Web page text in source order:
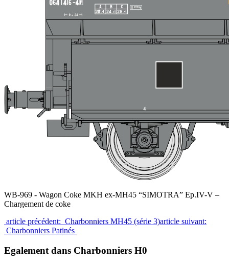
WB-969 - Wagon Coke MKH ex-MH45 “SIMOTRA” Ep.IV-V –
Chargement de coke
article précédent: Charbonniers MH45 (série 3)article suivant:
Charbonniers Patinés
Egalement dans Charbonniers H0